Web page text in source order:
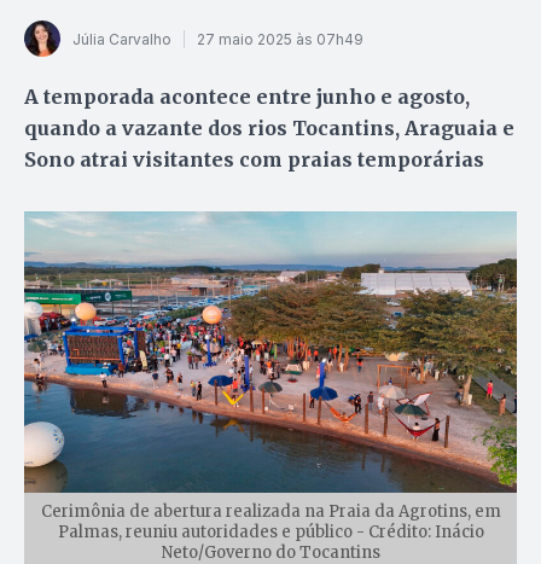
Júlia Carvalho 27 maio 2025 às 07h49
A temporada acontece entre junho e agosto,
quando a vazante dos rios Tocantins, Araguaia e
Sono atrai visitantes com praias temporárias
Cerimônia de abertura realizada na Praia da Agrotins, em
Palmas, reuniu autoridades e público - Crédito: Inácio
Neto/Governo do Tocantins